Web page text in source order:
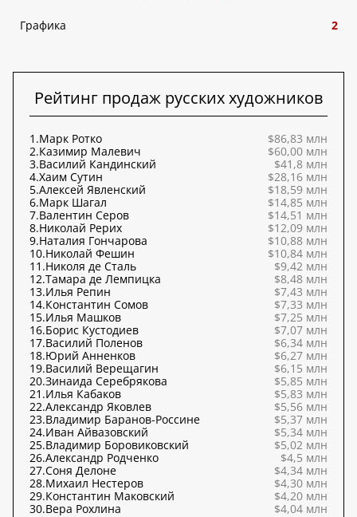
Графика 2
Рейтинг продаж русских художников
1.Марк Ротко
$86,83 млн
2.Казимир Малевич
$60,00 млн
3.Василий Кандинский
$41,8 млн
4.Хаим Сутин
$28,16 млн
5.Алексей Явленский
$18,59 млн
6.Марк Шагал
$14,85 млн
7.Валентин Серов
$14,51 млн
8.Николай Рерих
$12,09 млн
9.Наталия Гончарова
$10,88 млн
10.Николай Фешин
$10,84 млн
11.Николя де Сталь
$9,42 млн
12.Тамара де Лемпицка
$8,48 млн
13.Илья Репин
$7,43 млн
14.Константин Сомов
$7,33 млн
15.Илья Машков
$7,25 млн
16.Борис Кустодиев
$7,07 млн
17.Василий Поленов
$6,34 млн
18.Юрий Анненков
$6,27 млн
19.Василий Верещагин
$6,15 млн
20.Зинаида Серебрякова
$5,85 млн
21.Илья Кабаков
$5,83 млн
22.Александр Яковлев
$5,56 млн
23.Владимир Баранов-Россине
$5,37 млн
24.Иван Айвазовский
$5,34 млн
25.Владимир Боровиковский
$5,02 млн
26.Александр Родченко
$4,5 млн
27.Соня Делоне
$4,34 млн
28.Михаил Нестеров
$4,30 млн
29.Константин Маковский
$4,20 млн
30.Вера Рохлина $4,04 млн